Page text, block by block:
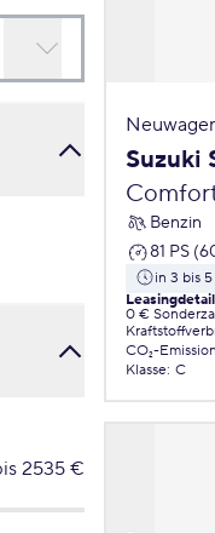
2535 €
Suzuki
Benzin
81 PS
in 3 bis
0 €
CO₂-
Klasse: C